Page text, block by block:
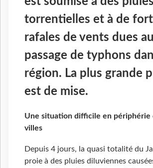
torrentielles et à de
rafales de vents dues au
passage de typhons
région. La plus grande
est de mise.
Une situation difficile en périphérie
villes
Depuis 4 jours, la quasi totalité du
proie à des pluies diluviennes